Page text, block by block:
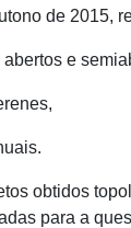
de 2015,
e
obtidos
para a